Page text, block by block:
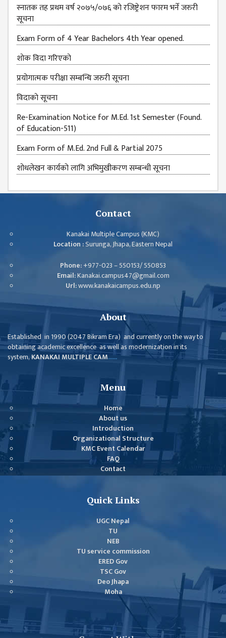
स्नातक तह प्रथम वर्ष २०७५/०७६ काे रजिष्ट्रेशन फारम भर्ने जरुरी
सूचना
Exam Form of 4 Year Bachelors 4th Year opened.
शाेक विदा गरिएकाे
प्रयोगात्मक परीक्षा सम्बन्धि जरुरी सूचना
विदाकाे सूचना
Re-Examination Notice for M.Ed. 1st Semester (Found.
of Education-511)
Exam Form of M.Ed. 2nd Full & Partial 2075
शोधलेखन कार्यको लागि अभिमुखीकरण सम्बन्धी सूचना
Contact
Kanakai Multiple Campus (KMC)
Location :Surunga, Jhapa, Eastern Nepal
Phone:+977-023 – 550153/ 550853
Email:Kanakai.campus47@gmail.com
Url:www.kanakaicampus.edu.np
About
Established in 1990 (2047 Bikram Era) and currently on the way to
obtaining academic excellence as well as modernization in its
system, KANAKAI MULTIPLE CAM......
Menu
Home
About us
Introduction
Organizational Structure
KMC Event Calendar
FAQ
Contact
Quick Links
UGC Nepal
TU
NEB
TU service commission
ERED Gov
TSC Gov
Deo Jhapa
Moha